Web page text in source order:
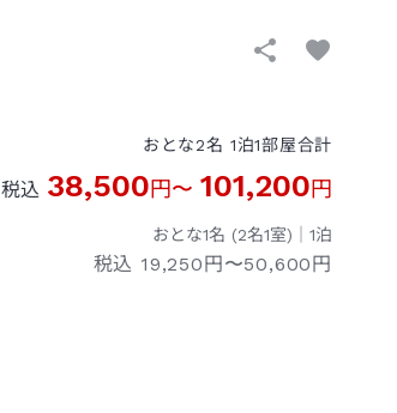
おとな2名 1泊1部屋合計
税込 38,500円〜 101,200円
おとな1名 (2名1室)｜ 1泊
税込 19,250円〜50,600円